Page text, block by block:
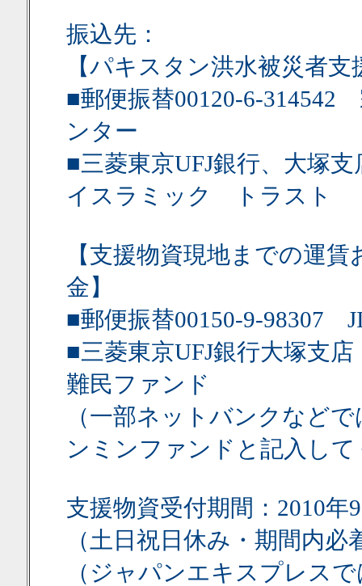
振込先：
【パキスタン洪水被災者支
■郵便振替00120-6-
ンター
■三菱東京UFJ銀行、大
イスラミック トラスト
【支援物資現地までの運
金】
■郵便振替00150-9-98307
■三菱東京UFJ銀行大塚支
難民ファンド
（一部ネットバンクなど
ンミンファンドと記入し
支援物資受付期間：2010
（土日祝日休み・期間内必
（ジャパンエキスプレス